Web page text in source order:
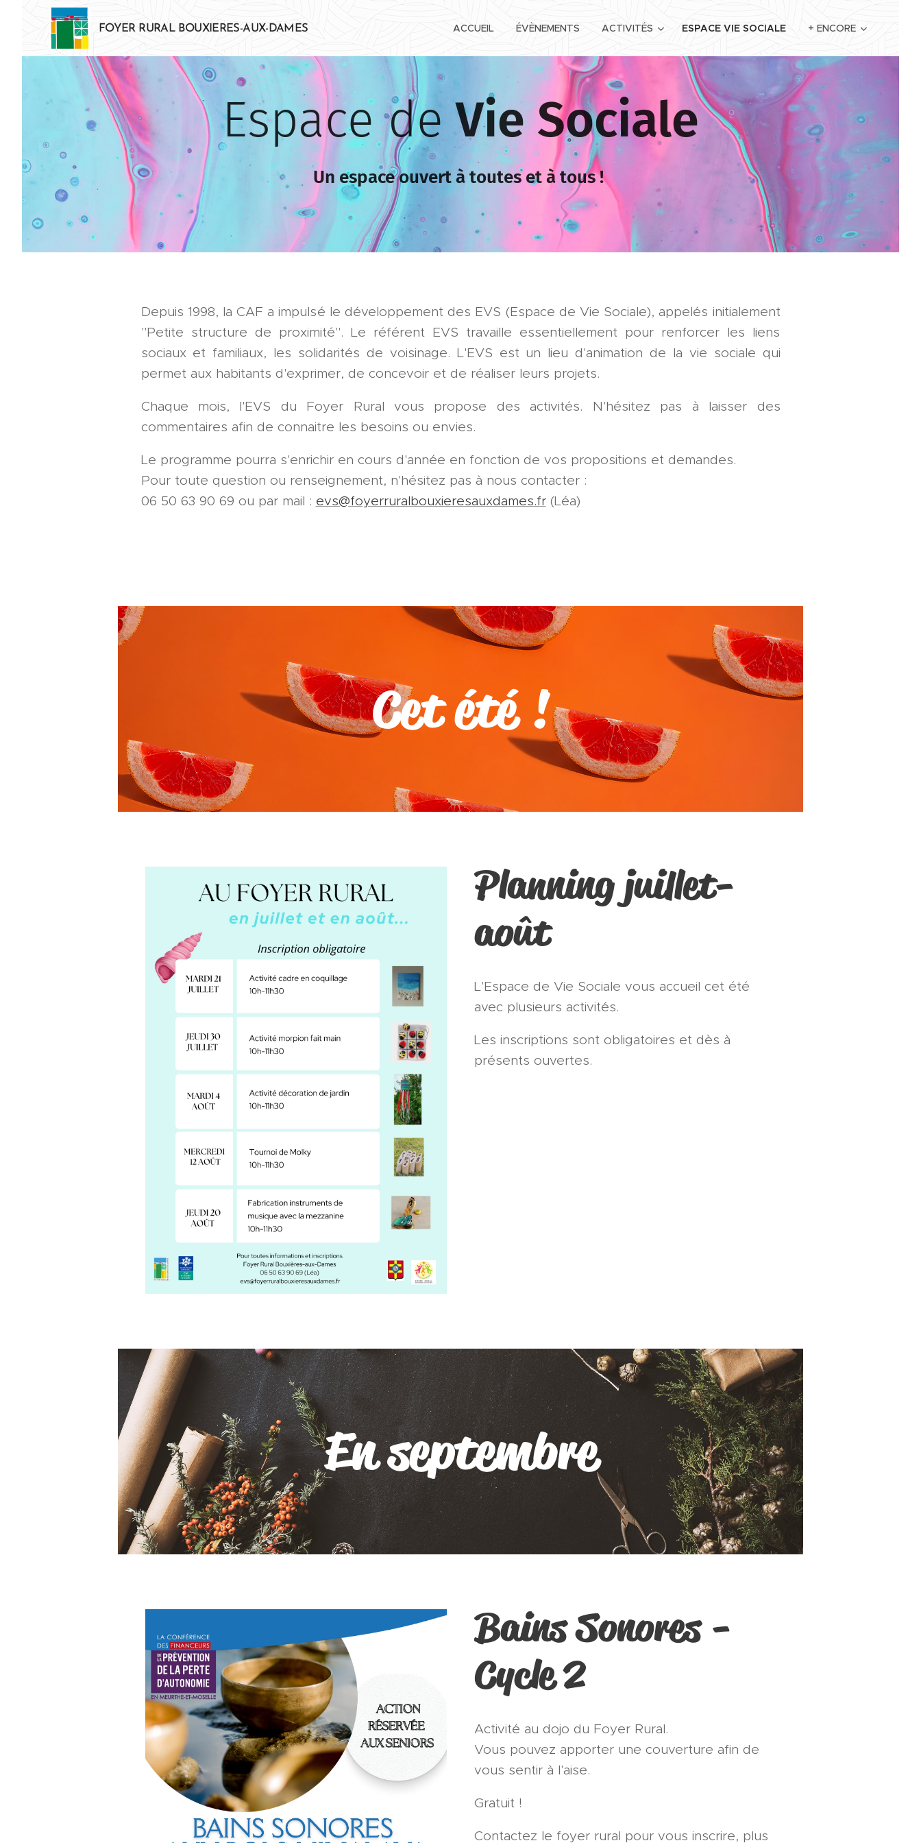
FOYER RURAL BOUXIERES-AUX-DAMES ACCUEIL ÉVÈNEMENTS ACTIVITÉS ESPACE VIE SOCIALE + ENCORE
Espace de Vie Sociale
Un espace ouvert à toutes et à tous !
Depuis 1998, la CAF a impulsé le développement des EVS (Espace de Vie Sociale), appelés initialement
"Petite structure de proximité". Le référent EVS travaille essentiellement pour renforcer les liens
sociaux et familiaux, les solidarités de voisinage. L'EVS est un lieu d'animation de la vie sociale qui
permet aux habitants d'exprimer, de concevoir et de réaliser leurs projets.
Chaque mois, l'EVS du Foyer Rural vous propose des activités. N'hésitez pas à laisser des
commentaires afin de connaitre les besoins ou envies.
Le programme pourra s'enrichir en cours d'année en fonction de vos propositions et demandes.
Pour toute question ou renseignement, n'hésitez pas à nous contacter :
06 50 63 90 69 ou par mail : evs@foyerruralbouxieresauxdames.fr(Léa)
Cet été !
Planning juillet-
août
L'Espace de Vie Sociale vous accueil cet été
avec plusieurs activités.
Les inscriptions sont obligatoires et dès à
présents ouvertes.
En septembre
Bains Sonores -
Cycle 2
Activité au dojo du Foyer Rural.
Vous pouvez apporter une couverture afin de
vous sentir à l'aise.
Gratuit !
Contactez le foyer rural pour vous inscrire, plus